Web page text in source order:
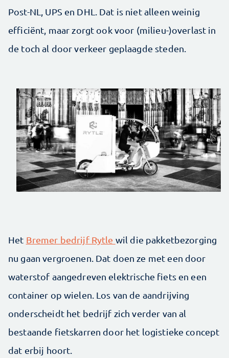
Post-NL, UPS en DHL. Dat is niet alleen weinig
efficiënt, maar zorgt ook voor (milieu-)overlast in
de toch al door verkeer geplaagde steden.
Het Bremer bedrijf Rytle wil die pakketbezorging
nu gaan vergroenen. Dat doen ze met een door
waterstof aangedreven elektrische fiets en een
container op wielen. Los van de aandrijving
onderscheidt het bedrijf zich verder van al
bestaande fietskarren door het logistieke concept
dat erbij hoort.